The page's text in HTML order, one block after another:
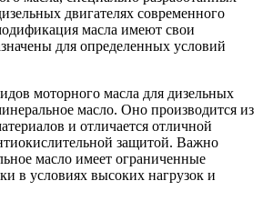
двигателях современного
масла имеют свои
для определенных условий
моторного масла для дизельных
масло. Оно производится из
и отличается отличной
защитой. Важно
масло имеет ограниченные
в условиях высоких нагрузок и